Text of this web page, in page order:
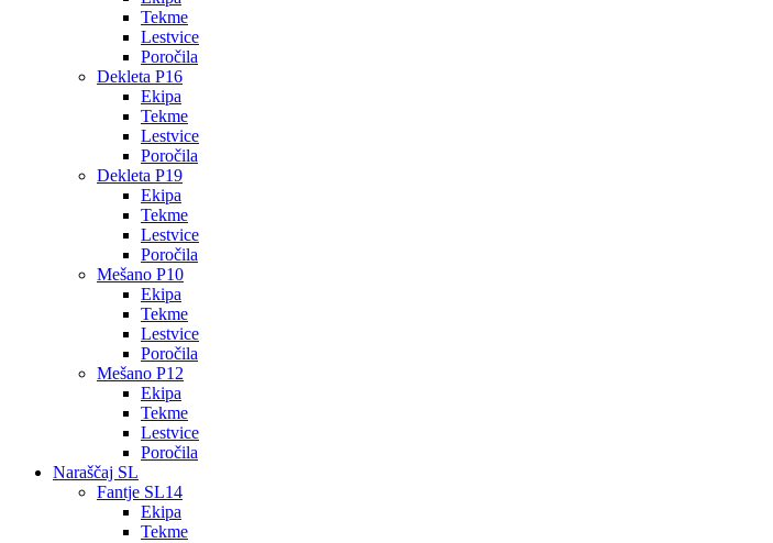
Tekme
Lestvice
Poročila
Dekleta P16
Ekipa
Tekme
Lestvice
Poročila
Dekleta P19
Ekipa
Tekme
Lestvice
Poročila
Mešano P10
Ekipa
Tekme
Lestvice
Poročila
Mešano P12
Ekipa
Tekme
Lestvice
Poročila
Naraščaj SL
Fantje SL14
Ekipa
Tekme